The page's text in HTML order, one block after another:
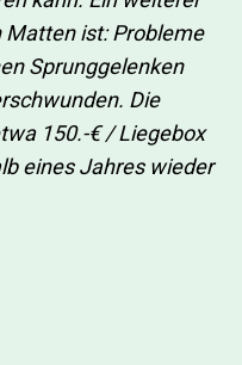
Matten ist: Probleme
Sprunggelenken
Die
150.-€ / Liegebox
eines Jahres wieder